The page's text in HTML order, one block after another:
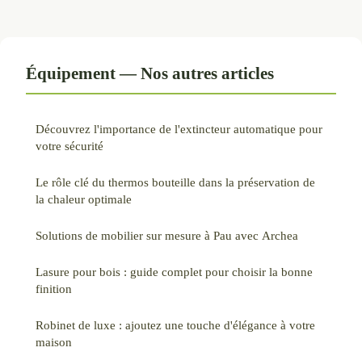
Équipement — Nos autres articles
Découvrez l'importance de l'extincteur automatique pour
votre sécurité
Le rôle clé du thermos bouteille dans la préservation de
la chaleur optimale
Solutions de mobilier sur mesure à Pau avec Archea
Lasure pour bois : guide complet pour choisir la bonne
finition
Robinet de luxe : ajoutez une touche d'élégance à votre
maison